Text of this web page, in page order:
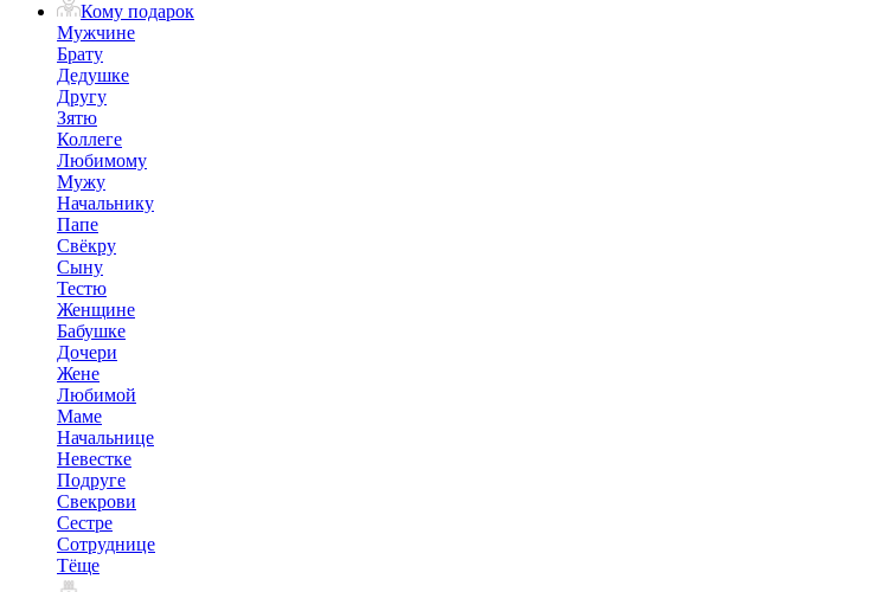
Кому подарок
Мужчине
Брату
Дедушке
Другу
Зятю
Коллеге
Любимому
Мужу
Начальнику
Папе
Свёкру
Сыну
Тестю
Женщине
Бабушке
Дочери
Жене
Любимой
Маме
Начальнице
Невестке
Подруге
Свекрови
Сестре
Сотруднице
Тёще